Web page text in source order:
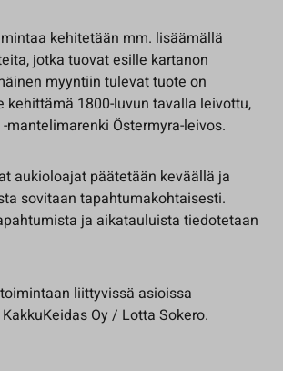
kehitetään mm. lisäämällä
jotka tuovat esille kartanon
myyntiin tulevat tuote on
kehittämä 1800-luvun tavalla leivottu,
Östermyra-leivos.
aukioloajat päätetään keväällä ja
sovitaan tapahtumakohtaisesti.
ja aikatauluista tiedotetaan
liittyvissä asioissa
Oy / Lotta Sokero.